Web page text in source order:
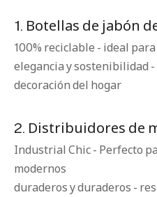
1. Botellas de jabón
100% reciclable - ideal
elegancia y sostenibilidad
decoración del hogar
2. Distribuidores de
Industrial Chic - Perfecto
modernos
duraderos y duraderos -